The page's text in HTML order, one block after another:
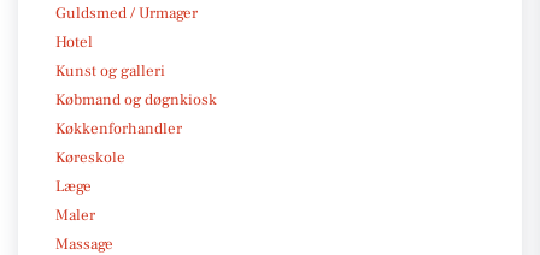
Guldsmed / Urmager
Hotel
Kunst og galleri
Købmand og døgnkiosk
Køkkenforhandler
Køreskole
Læge
Maler
Massage